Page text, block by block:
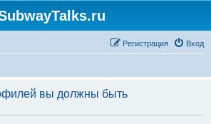
Вход
Регистрация
вы должны быть